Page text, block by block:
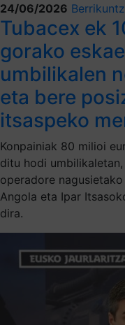
24/06/2026
Tubacex ek
gorako
umbilikalen
eta bere
itsaspeko
Konpainiak 80 milioi
ditu hodi
operadore
Angola eta Ipar
dira.